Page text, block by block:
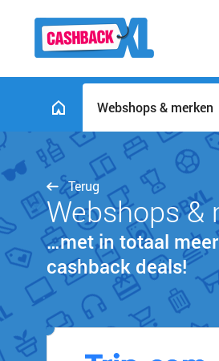
Webshops & merken
Terug
Webshops &
…met in totaal
cashback deals!